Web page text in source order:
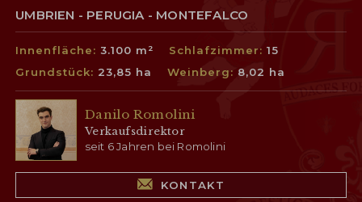
UMBRIEN - PERUGIA - MONTEFALCO
Innenfläche:3.100 m² Schlafzimmer:15
Grundstück: 23,85 ha Weinberg: 8,02 ha
Danilo Romolini
Verkaufsdirektor
seit 6 Jahren bei Romolini
KONTAKT